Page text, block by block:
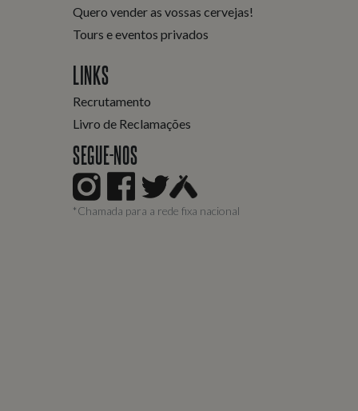
Quero vender as vossas cervejas!
Tours e eventos privados
LINKS
Recrutamento
Livro de Reclamações
SEGUE-NOS
*Chamada para a rede fixa nacional